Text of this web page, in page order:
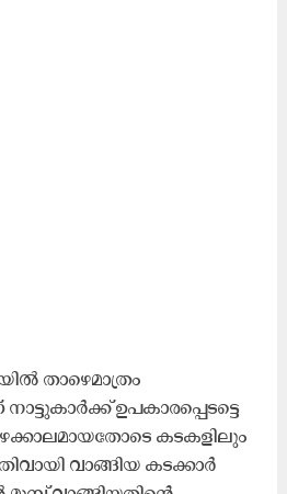
താഴെമാത്രം
ഉപകാരപ്പെടട്ടെ
കടകളിലും
വാങ്ങിയ കടക്കാർ